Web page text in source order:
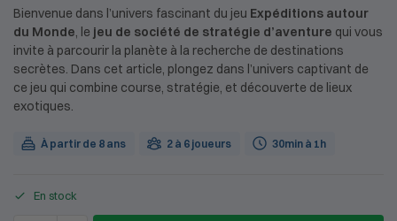
Bienvenue dans l’univers fascinant du jeu Expéditions autour
du Monde, le jeu de société de stratégie d’aventure qui vous
invite à parcourir la planète à la recherche de destinations
secrètes. Dans cet article, plongez dans l’univers captivant de
ce jeu qui combine course, stratégie, et découverte de lieux
exotiques.
À partir de 8 ans 2 à 6 joueurs 30min à 1h
En stock